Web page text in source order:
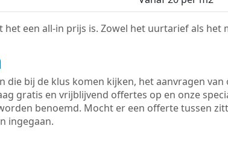
een all-in prijs is. Zowel het uurtarief als het
die bij de klus komen kijken, het aanvragen
gratis en vrijblijvend offertes op en onze
benoemd. Mocht er een offerte tussen
ingegaan.